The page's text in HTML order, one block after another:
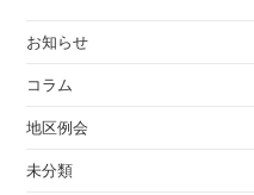
お知らせ
コラム
地区例会
未分類